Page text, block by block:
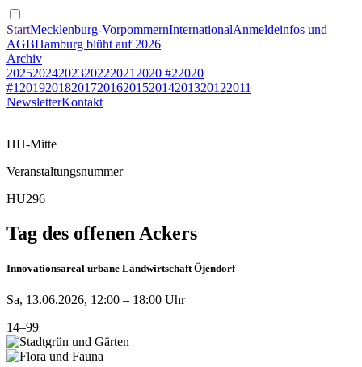
StartMecklenburg-VorpommernInternationalAnmeldeinfos und
AGBHamburg blüht auf 2026
Archiv
20252024202320222021 2020 #22020
#1 201920182017201620152014201320122011
NewsletterKontakt
HH-Mitte
Veranstaltungsnummer
HU296
Tag des offenen Ackers
Innovationsareal urbane Landwirtschaft Öjendorf
Sa, 13.06.2026, 12:00 – 18:00 Uhr
14–99